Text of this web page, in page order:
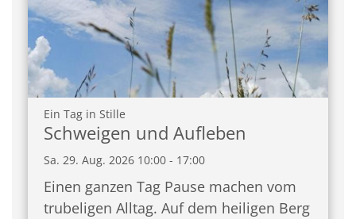
Ein Tag in Stille
Schweigen und Aufleben
Sa. 29. Aug. 2026 10:00 - 17:00
Einen ganzen Tag Pause machen vom
trubeligen Alltag. Auf dem heiligen Berg